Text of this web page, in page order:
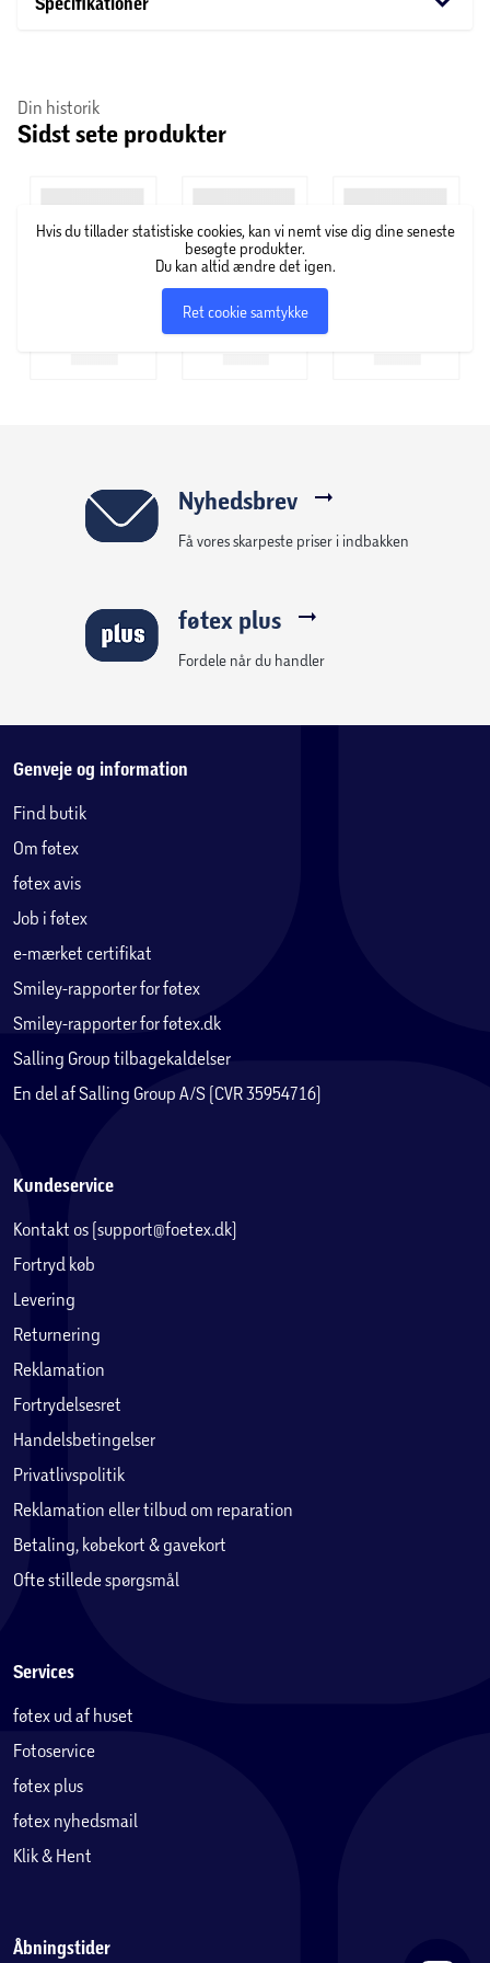
Din historik
Sidst sete produkter
Hvis du tillader statistiske cookies, kan vi nemt vise dig dine seneste
besøgte produkter.
Du kan altid ændre det igen.
Ret cookie samtykke
Nyhedsbrev
Få vores skarpeste priser i indbakken
føtex plus
Fordele når du handler
Genveje og information
Find butik
Om føtex
føtex avis
Job i føtex
e-mærket certifikat
Smiley-rapporter for føtex
Smiley-rapporter for føtex.dk
Salling Group tilbagekaldelser
En del af Salling Group A/S (CVR 35954716)
Kundeservice
Kontakt os (support@foetex.dk)
Fortryd køb
Levering
Returnering
Reklamation
Fortrydelsesret
Handelsbetingelser
Privatlivspolitik
Reklamation eller tilbud om reparation
Betaling, købekort & gavekort
Ofte stillede spørgsmål
Services
føtex ud af huset
Fotoservice
føtex plus
føtex nyhedsmail
Klik & Hent
Åbningstider